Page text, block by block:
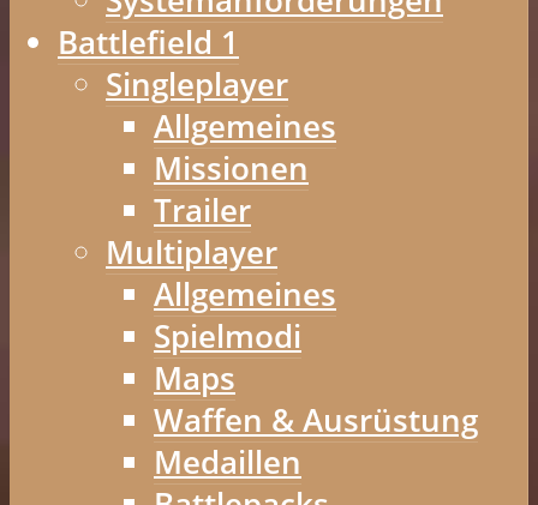
Battlefield 1
Singleplayer
Allgemeines
Missionen
Trailer
Multiplayer
Allgemeines
Spielmodi
Maps
Waffen & Ausrüstung
Medaillen